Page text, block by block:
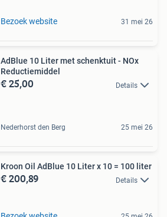
Bezoek website 31 mei 26
AdBlue 10 Liter met schenktuit - NOx
Reductiemiddel
€ 25,00 Details
Nederhorst den Berg 25 mei 26
Kroon Oil AdBlue 10 Liter x 10 = 100 liter
€ 200,89 Details